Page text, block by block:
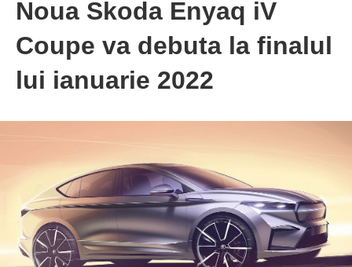
Noua Skoda Enyaq iV
Coupe va debuta la finalul
lui ianuarie 2022